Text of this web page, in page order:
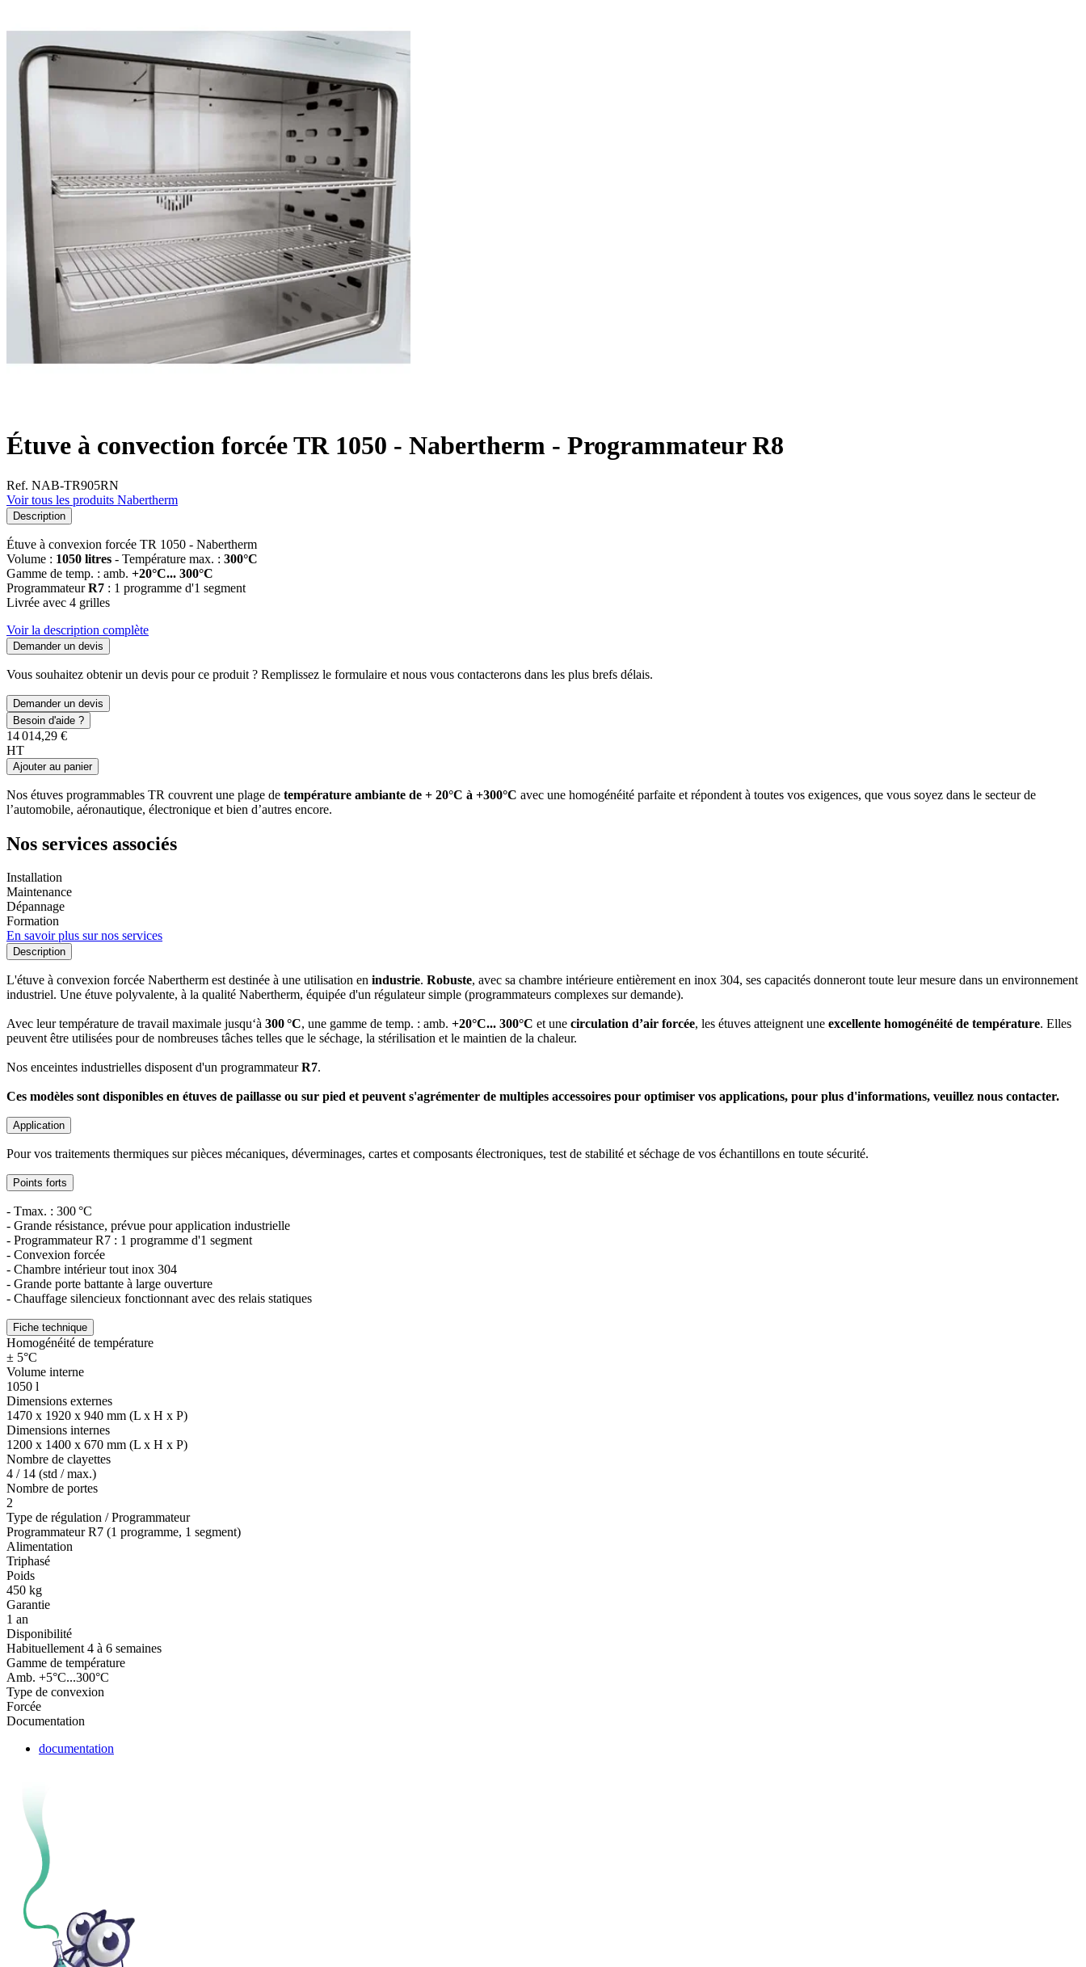
Étuve à convection forcée TR 1050 - Nabertherm - Programmateur R8
Ref. NAB-TR905RN
Voir tous les produits Nabertherm
Description
Étuve à convexion forcée TR 1050 - Nabertherm
Volume : 1050 litres - Température max. : 300°C
Gamme de temp. : amb. +20°C... 300°C
ProgrammateurR7 : 1 programme d'1 segment
Livrée avec 4 grilles
Voir la description complète
Demander un devis
Vous souhaitez obtenir un devis pour ce produit ? Remplissez le formulaire et nous vous contacterons dans les plus brefs délais.
Demander un devis
Besoin d'aide ?
14 014,29 €
HT
Ajouter au panier
Nos étuves programmables TR couvrent une plage de température ambiante de + 20°C à +300°C avec une homogénéité parfaite et répondent à toutes vos exigences, que vous soyez dans le secteur de
l’automobile, aéronautique, électronique et bien d’autres encore.
Nos services associés
Installation
Maintenance
Dépannage
Formation
En savoir plus sur nos services
Description
L'étuve à convexion forcée Nabertherm est destinée à une utilisation en industrie. Robuste, avec sa chambre intérieure entièrement en inox 304, ses capacités donneront toute leur mesure dans un environnement
industriel. Une étuve polyvalente, à la qualité Nabertherm, équipée d'un régulateur simple (programmateurs complexes sur demande).
Avec leur température de travail maximale jusqu‘à 300 °C, une gamme de temp. : amb. +20°C... 300°C et une circulation d’air forcée, les étuves atteignent une excellente homogénéité de température. Elles
peuvent être utilisées pour de nombreuses tâches telles que le séchage, la stérilisation et le maintien de la chaleur.
Nos enceintes industrielles disposent d'un programmateurR7.
Ces modèles sont disponibles en étuves de paillasse ou sur pied et peuvent s'agrémenter de multiples accessoires pour optimiser vos applications, pour plus d'informations, veuillez nous contacter.
Application
Pour vos traitements thermiques sur pièces mécaniques, déverminages, cartes et composants électroniques, test de stabilité et séchage de vos échantillons en toute sécurité.
Points forts
- Tmax. : 300 °C
- Grande résistance, prévue pour application industrielle
- Programmateur R7 : 1 programme d'1 segment
- Convexion forcée
- Chambre intérieur tout inox 304
- Grande porte battante à large ouverture
- Chauffage silencieux fonctionnant avec des relais statiques
Fiche technique
Homogénéité de température
± 5°C
Volume interne
1050 l
Dimensions externes
1470 x 1920 x 940 mm (L x H x P)
Dimensions internes
1200 x 1400 x 670 mm (L x H x P)
Nombre de clayettes
4 / 14 (std / max.)
Nombre de portes
2
Type de régulation / Programmateur
Programmateur R7 (1 programme, 1 segment)
Alimentation
Triphasé
Poids
450 kg
Garantie
1 an
Disponibilité
Habituellement 4 à 6 semaines
Gamme de température
Amb. +5°C...300°C
Type de convexion
Forcée
Documentation
documentation